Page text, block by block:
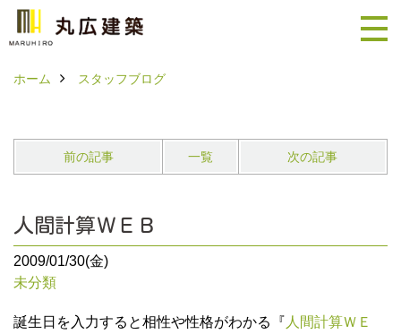
ホーム スタッフブログ
前の記事 一覧 次の記事
人間計算ＷＥＢ
2009/01/30(金)
未分類
誕生日を入力すると相性や性格がわかる『 人間計算ＷＥ